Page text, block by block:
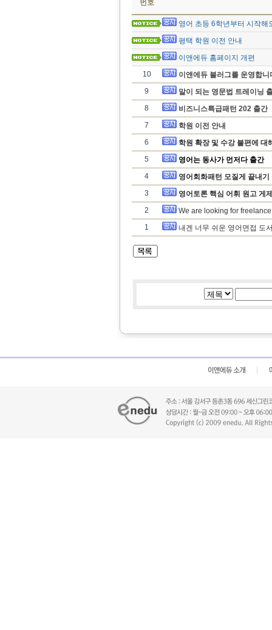
번호
영어 초등 6학년부터 시작해
평택 학원 이전 안내
이앤에듀 홈페이지 개편
10
이앤에듀 블러그를 운영합니
9
말이 되는 영문법 트레이닝
8
비즈니스특급패턴 202 출간
7
학원 이전 안내
6
학원 확장 및 수강 불편에 대
5
영어는 동사가 먼저다 출간
4
영어회화패턴 모질게 끝내기
3
영어토론 핵심 어휘 원고 게
2
We are looking for
1
내겐 너무 쉬운 영어면접 도